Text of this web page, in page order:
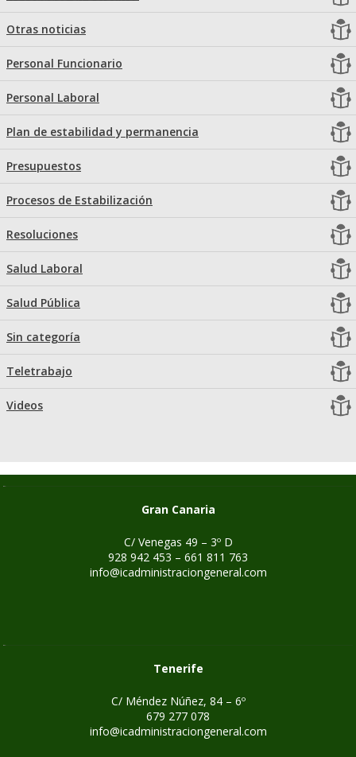
Otras noticias
Personal Funcionario
Personal Laboral
Plan de estabilidad y permanencia
Presupuestos
Procesos de Estabilización
Resoluciones
Salud Laboral
Salud Pública
Sin categoría
Teletrabajo
Videos
Gran Canaria
C/ Venegas 49 – 3º D
928 942 453 – 661 811 763
info@icadministraciongeneral.com
Tenerife
C/ Méndez Núñez, 84 – 6º
679 277 078
info@icadministraciongeneral.com